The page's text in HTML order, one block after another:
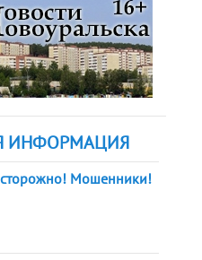
ИНФОРМАЦИЯ
Мошенники!